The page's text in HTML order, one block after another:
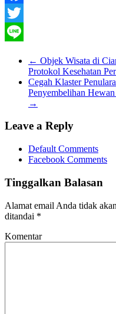
Facebook
Twitter
← Objek Wisata di
Protokol Kesehatan
Cegah Klaster
Penyembelihan
→
Leave a Reply
Default Comments
Facebook Comments
Tinggalkan Balasan
Alamat email Anda tidak
ditandai *
Komentar